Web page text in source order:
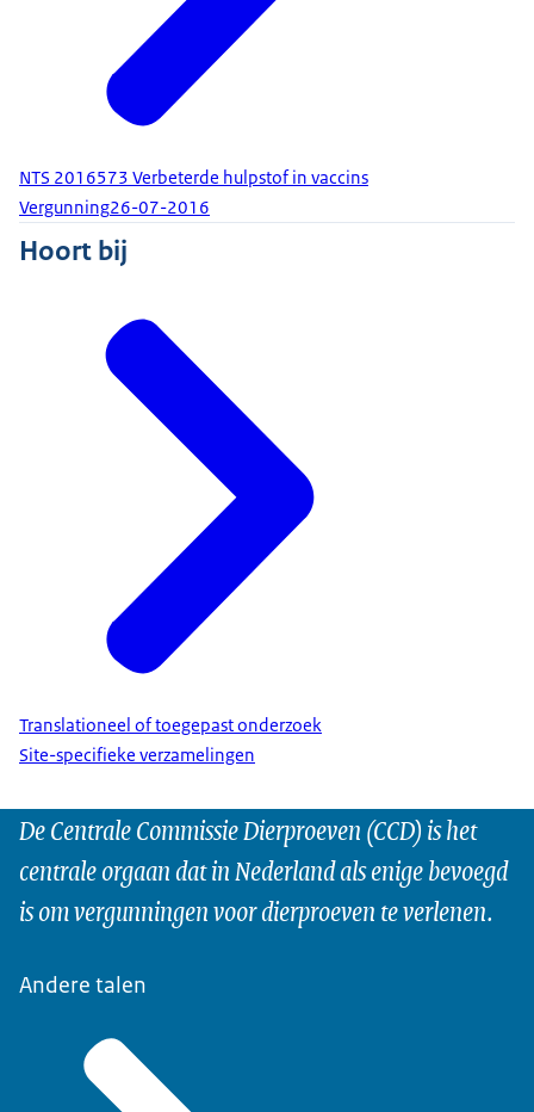
NTS 2016573 Verbeterde hulpstof in vaccins
Vergunning26-07-2016
Hoort bij
Translationeel of toegepast onderzoek
Site-specifieke verzamelingen
De Centrale Commissie Dierproeven (CCD) is het
centrale orgaan dat in Nederland als enige bevoegd
is om vergunningen voor dierproeven te verlenen.
Andere talen